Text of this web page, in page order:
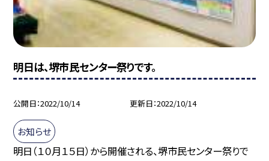
明日は、堺市民センター祭りです。
公開日 2022/10/14 更新日 2022/10/14
お知らせ
明日（１０月１５日）から開催される、堺市民センター祭りで